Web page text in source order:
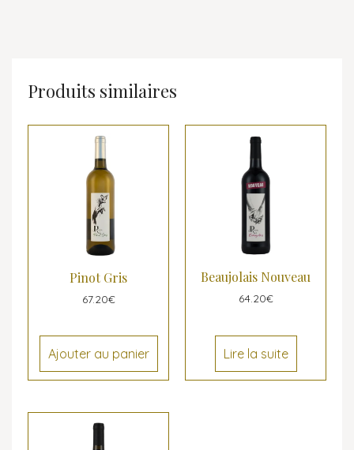
Produits similaires
Pinot Gris
67.20€
Ajouter au panier
Beaujolais Nouveau
64.20€
Lire la suite